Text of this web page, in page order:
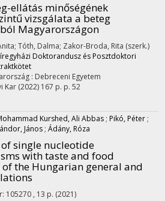
ellátás minőségének
vizsgálata a beteg
Magyarországon
Tóth, Dalma; Zakor-Broda, Rita (szerk.)
Doktorandusz és Posztdoktori
: Debreceni Egyetem
Kar (2022) 167 p. p. 52
Kurshed, Ali Abbas ; Pikó, Péter ;
János ; Ádány, Róza
single nucleotide
with taste and food
of the Hungarian general and
105270 , 13 p. (2021)